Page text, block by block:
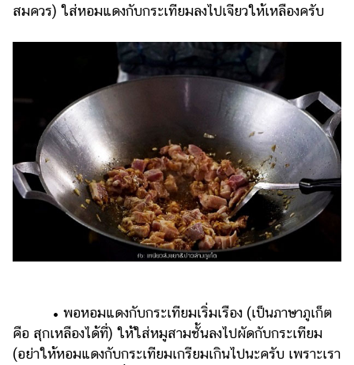
สมควร) ใส่หอมแดงกับกระเทียมลงไปเจียวให้เหลืองครับ
• พอหอมแดงกับกระเทียมเริ่มเรือง (เป็นภาษาภูเก็ต
คือ สุกเหลืองได้ที่) ให้ใส่หมูสามชั้นลงไปผัดกับกระเทียม
(อย่าให้หอมแดงกับกระเทียมเกรียมเกินไปนะครับ เพราะเรา